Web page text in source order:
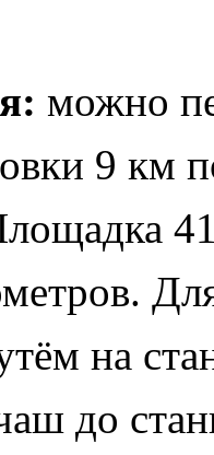
можно
9 км
на
до